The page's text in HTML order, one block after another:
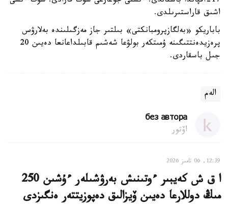
اشىق قاراستىرىلدى.
باباريكو «بەلگازپرومبانكتى» بىلتىر جاز مەزگىلىندە بەلارۋس
پرەزيدەنتتىگىنە ۇمىتكەر بولۋعا شەشىم قابىلداعانعا دەيىن 20
جىل باسقاردى.
الەم
без автора
اۆتور
12:39, 06 تامىز 2026
ا ق ش كەيبىر ءوتىنىش بەرۋشىلەر ءۇشىن 250
مىڭ دوللارعا دەيىن ۆيزالىق دەپوزيتتەر ەنگىزدى